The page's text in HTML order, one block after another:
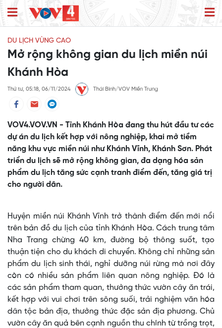
DU LỊCH VÙNG CAO
Mở rộng không gian du lịch miền núi
Khánh Hòa
Thứ tư, 05:18, 06/11/2024 Thái Bình/VOV Miền Trung
VOV4.VOV.VN - Tỉnh Khánh Hòa đang thu hút đầu tư các
dự án du lịch kết hợp với nông nghiệp, khai mở tiềm
năng khu vực miền núi như Khánh Vĩnh, Khánh Sơn. Phát
triển du lịch sẽ mở rộng không gian, đa dạng hóa sản
phẩm du lịch tăng sức cạnh tranh điểm đến, tăng giá trị
cho người dân.
Huyện miền núi Khánh Vĩnh trở thành điểm đến mới nổi
trên bản đồ du lịch của tỉnh Khánh Hòa. Cách trung tâm
Nha Trang chừng 40 km, đường bộ thông suốt, tạo
thuận tiện cho du khách di chuyển. Không chỉ những sản
phẩm du lịch sinh thái, nghỉ dưỡng núi rừng mà nơi đây
còn có nhiều sản phẩm liên quan nông nghiệp. Đó là
các sản phẩm tham quan, thưởng thức vườn cây ăn trái,
kết hợp với vui chơi trên sông suối, trải nghiệm văn hóa
dân tộc bản địa, thưởng thức đặc sản địa phương. Chủ
vườn cây ăn quả bên cạnh nguồn thu chính từ trồng trọt,